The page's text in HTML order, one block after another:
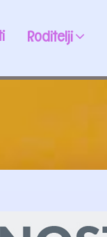
Roditelji